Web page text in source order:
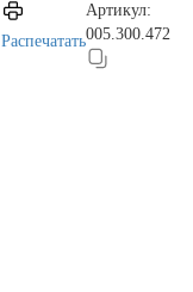
Распечатать
Артикул:
005.300.472